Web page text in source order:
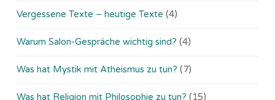
Vergessene Texte – heutige Texte (4)
Warum Salon-Gespräche wichtig sind? (4)
Was hat Mystik mit Atheismus zu tun? (7)
Was hat Religion mit Philosophie zu tun? (15)